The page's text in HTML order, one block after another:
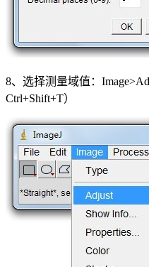
8、选择测量域值：
Ctrl+Shift+T）